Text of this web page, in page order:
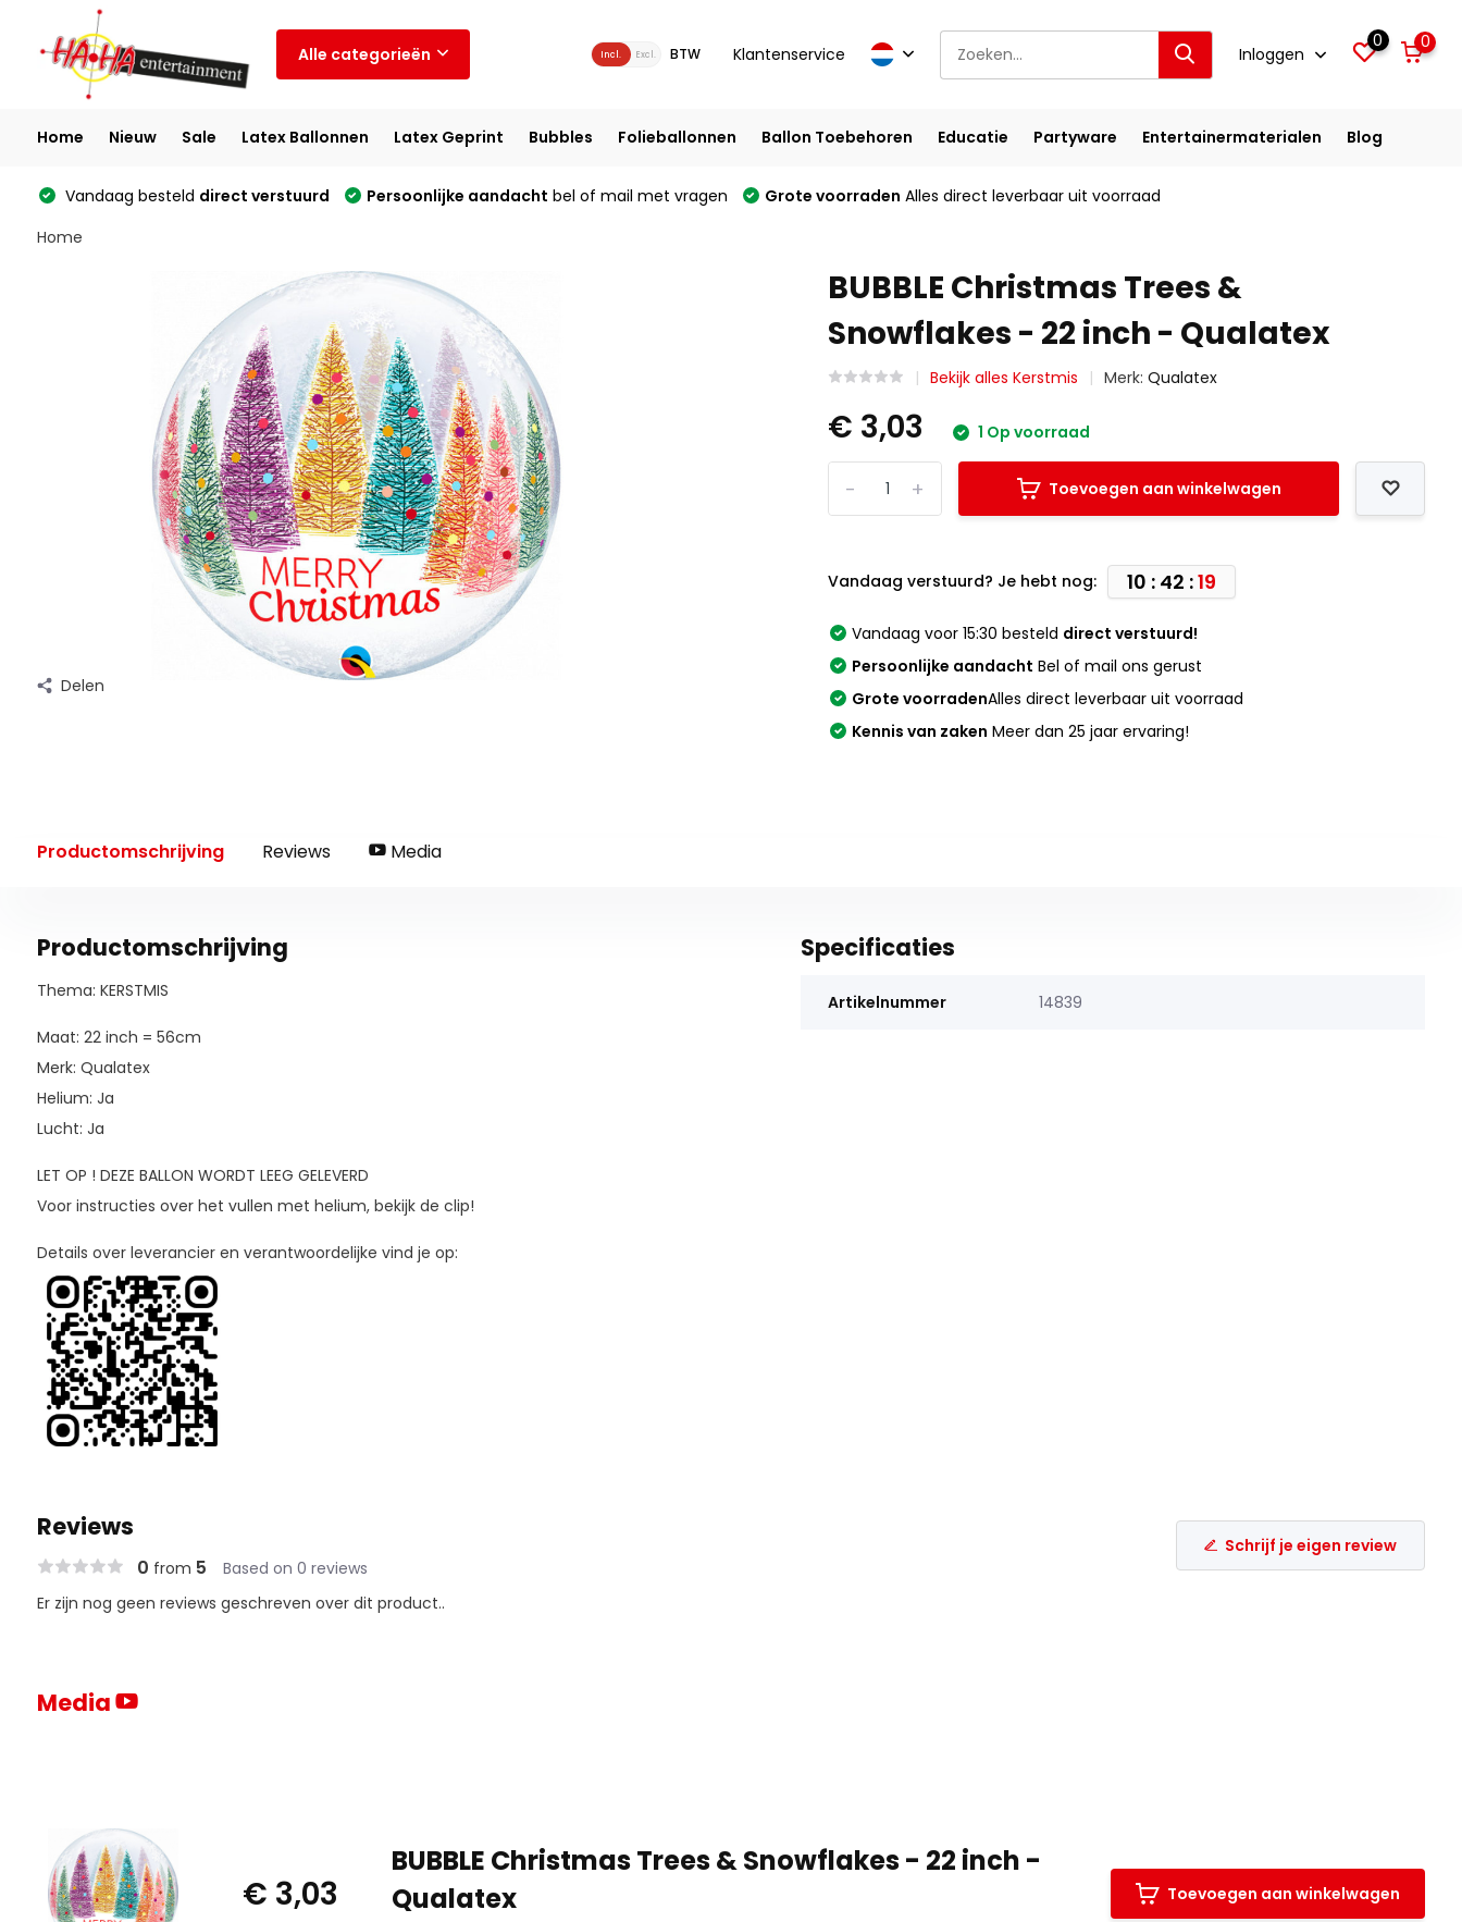
Alle categorieën Incl. Excl. BTW Klantenservice Inloggen
0 0
Home Nieuw Sale Latex Ballonnen Latex Geprint Bubbles Folieballonnen Ballon Toebehoren Educatie Partyware Entertainermaterialen Blog
Vandaag besteld direct verstuurd Persoonlijke aandacht bel of mail met vragen Grote voorraden Alles direct leverbaar uit voorraad
Home
Delen
BUBBLE Christmas Trees &
Snowflakes - 22 inch - Qualatex
Bekijk alles Kerstmis Merk:Qualatex
€ 3,03 1 Op voorraad
+
- Toevoegen aan winkelwagen
Vandaag verstuurd? Je hebt nog: 10 : 42 :18
Vandaag voor 15:30 besteld direct verstuurd!
Persoonlijke aandacht Bel of mail ons gerust
Grote voorradenAlles direct leverbaar uit voorraad
Kennis van zaken Meer dan 25 jaar ervaring!
Productomschrijving Reviews Media
Productomschrijving
Thema: KERSTMIS
Maat: 22 inch = 56cm
Merk: Qualatex
Helium: Ja
Lucht: Ja
LET OP ! DEZE BALLON WORDT LEEG GELEVERD
Voor instructies over het vullen met helium, bekijk de clip!
Details over leverancier en verantwoordelijke vind je op:
Specificaties
Artikelnummer 14839
Reviews
0 from 5 Based on 0 reviews
Schrijf je eigen review
Er zijn nog geen reviews geschreven over dit product..
Media
€ 3,03
BUBBLE Christmas Trees & Snowflakes - 22 inch -
Qualatex
Toevoegen aan winkelwagen